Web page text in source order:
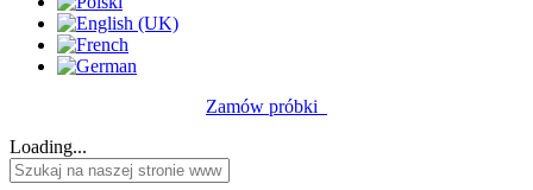
Zamów próbki
Loading...